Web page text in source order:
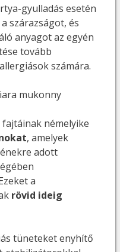
gyulladás esetén
szárazságot, és
anyagot az egyén
tovább
számára.
némelyike
, amelyek
adott
a
rövid ideig
tüneteket enyhítő